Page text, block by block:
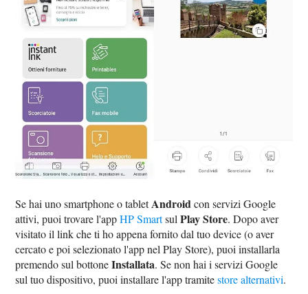
Se hai uno smartphone o tabletAndroid con servizi Google
attivi, puoi trovare l'appHP SmartsulPlay Store. Dopo aver
visitato il link che ti ho appena fornito dal tuo device (o aver
cercato e poi selezionato l'app nel Play Store), puoi installarla
premendo sul bottoneInstallata. Se non hai i servizi Google
sul tuo dispositivo, puoi installare l'app tramitestore alternativi.